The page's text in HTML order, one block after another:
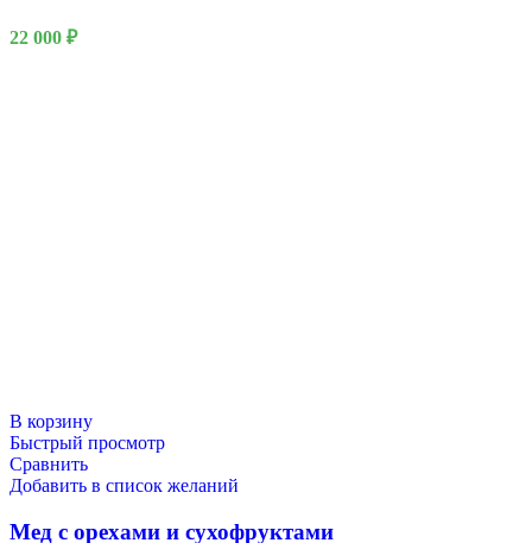
22 000 ₽
В корзину
Быстрый просмотр
Сравнить
Добавить в список желаний
Мед с орехами и сухофруктами